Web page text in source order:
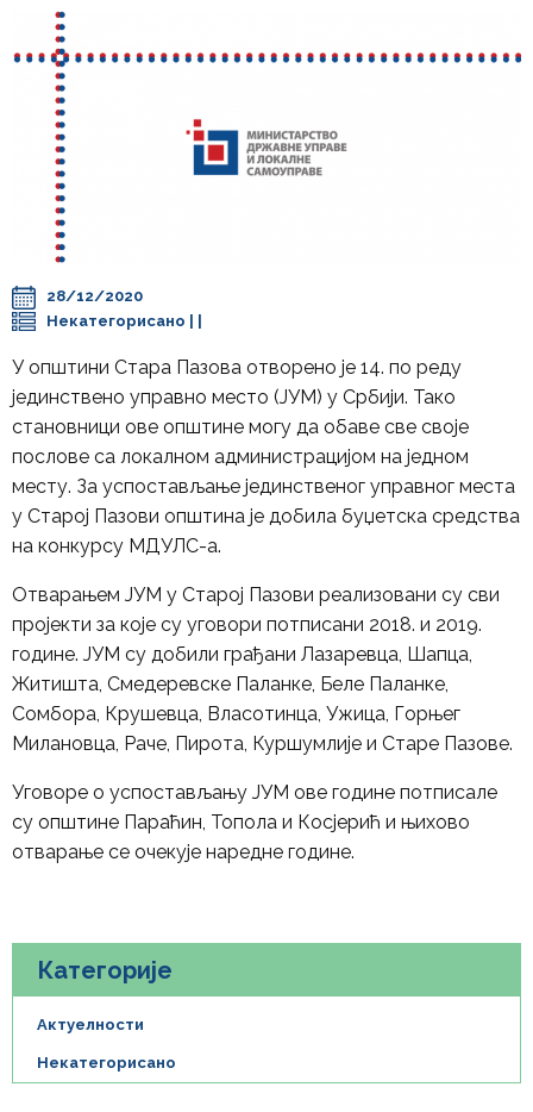
28/12/2020
Некатегорисано | |
У општини Стара Пазова отворено је 14. по реду
јединствено управно место (ЈУМ) у Србији. Тако
становници ове општине могу да обаве све своје
послове са локалном администрацијом на једном
месту. За успостављање јединственог управног места
у Старој Пазови општина је добила буџетска средства
на конкурсу МДУЛС-а.
Отварањем ЈУМ у Старој Пазови реализовани су сви
пројекти за које су уговори потписани 2018. и 2019.
године. ЈУМ су добили грађани Лазаревца, Шапца,
Житишта, Смедеревске Паланке, Беле Паланке,
Сомбора, Крушевца, Власотинца, Ужица, Горњег
Милановца, Раче, Пирота, Куршумлије и Старе Пазове.
Уговоре о успостављању ЈУМ ове године потписале
су општине Параћин, Топола и Косјерић и њихово
отварање се очекује наредне године.
Категорије
Актуелности
Некатегорисано